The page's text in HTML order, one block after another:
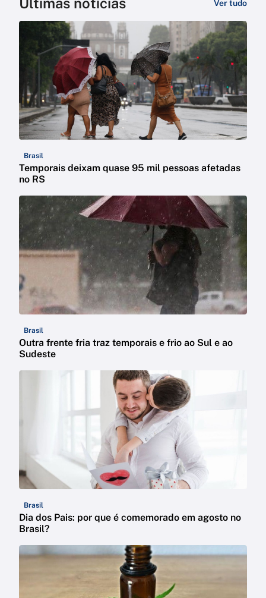
Ver tudo
Brasil
Temporais deixam quase 95 mil pessoas afetadas
no RS
Brasil
Outra frente fria traz temporais e frio ao Sul e ao
Sudeste
Brasil
Dia dos Pais: por que é comemorado em agosto no
Brasil?